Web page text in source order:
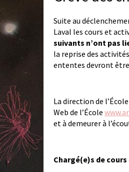
Suite au
Laval les cours et
suivants n’ont pas
la reprise des
ententes devront
La direction de
Web de l’École
et à demeurer à
Chargé(e)s de